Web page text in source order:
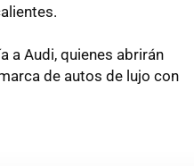
a Audi, quienes abrirán
de autos de lujo con